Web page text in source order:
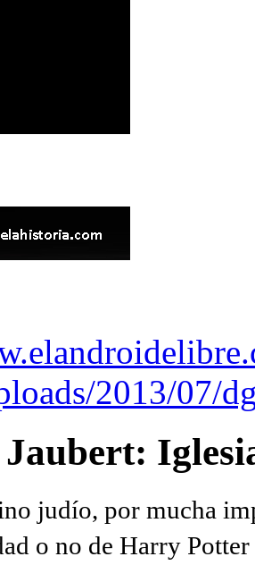
2013/07/
judío, por mucha
o no de Harry